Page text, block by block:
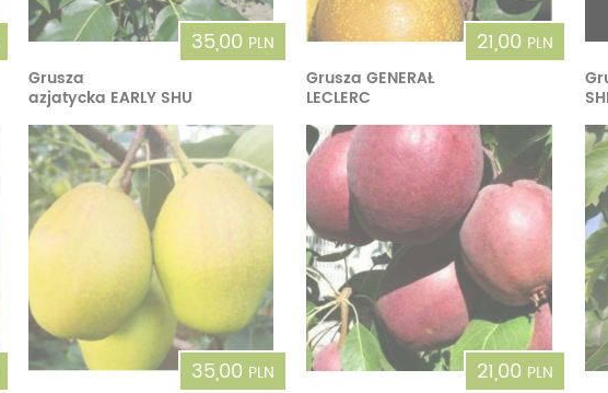
35,00 PLN
Grusza
azjatycka EARLY SHU
21,00 PLN
Grusza GENERAŁ
LECLERC
35,00 PLN
21,00 PLN